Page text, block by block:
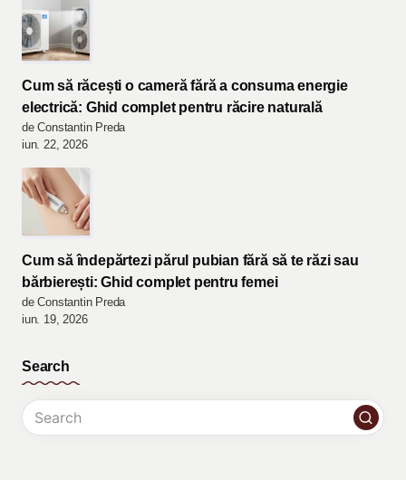
Cum să răcești o cameră fără a consuma energie
electrică: Ghid complet pentru răcire naturală
de Constantin Preda
iun. 22, 2026
Cum să îndepărtezi părul pubian fără să te răzi sau
bărbierești: Ghid complet pentru femei
de Constantin Preda
iun. 19, 2026
Search